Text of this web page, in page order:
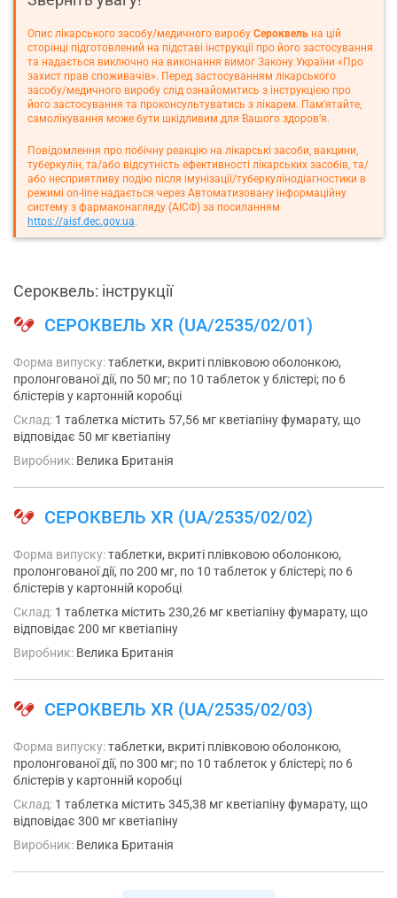
Опис лікарського засобу/медичного виробу Сероквель на цій
сторінці підготовлений на підставі інструкції про його застосування
та надається виключно на виконання вимог Закону України «Про
захист прав споживачів». Перед застосуванням лікарського
засобу/медичного виробу слід ознайомитись з інструкцією про
його застосування та проконсультуватись з лікарем. Пам’ятайте,
самолікування може бути шкідливим для Вашого здоров’я.
Повідомлення про побічну реакцію на лікарські засоби, вакцини,
туберкулін, та/або відсутність ефективності лікарських засобів, та/
або несприятливу подію після імунізації/туберкулінодіагностики в
режимі on-line надається через Автоматизовану інформаційну
систему з фармаконагляду (АІСФ) за посиланням
https://aisf.dec.gov.ua.
Сероквель: інструкції
СЕРОКВЕЛЬ XR (UA/2535/02/01)
Форма випуску:таблетки, вкриті плівковою оболонкою,
пролонгованої дії, по 50 мг; по 10 таблеток у блістері; по 6
блістерів у картонній коробці
Склад: 1 таблетка містить 57,56 мг кветіапіну фумарату, що
відповідає 50 мг кветіапіну
Виробник: Велика Британія
СЕРОКВЕЛЬ XR (UA/2535/02/02)
Форма випуску:таблетки, вкриті плівковою оболонкою,
пролонгованої дії, по 200 мг, по 10 таблеток у блістері; по 6
блістерів у картонній коробці
Склад: 1 таблетка містить 230,26 мг кветіапіну фумарату, що
відповідає 200 мг кветіапіну
Виробник: Велика Британія
СЕРОКВЕЛЬ XR (UA/2535/02/03)
Форма випуску:таблетки, вкриті плівковою оболонкою,
пролонгованої дії, по 300 мг; по 10 таблеток у блістері; по 6
блістерів у картонній коробці
Склад: 1 таблетка містить 345,38 мг кветіапіну фумарату, що
відповідає 300 мг кветіапіну
Виробник: Велика Британія